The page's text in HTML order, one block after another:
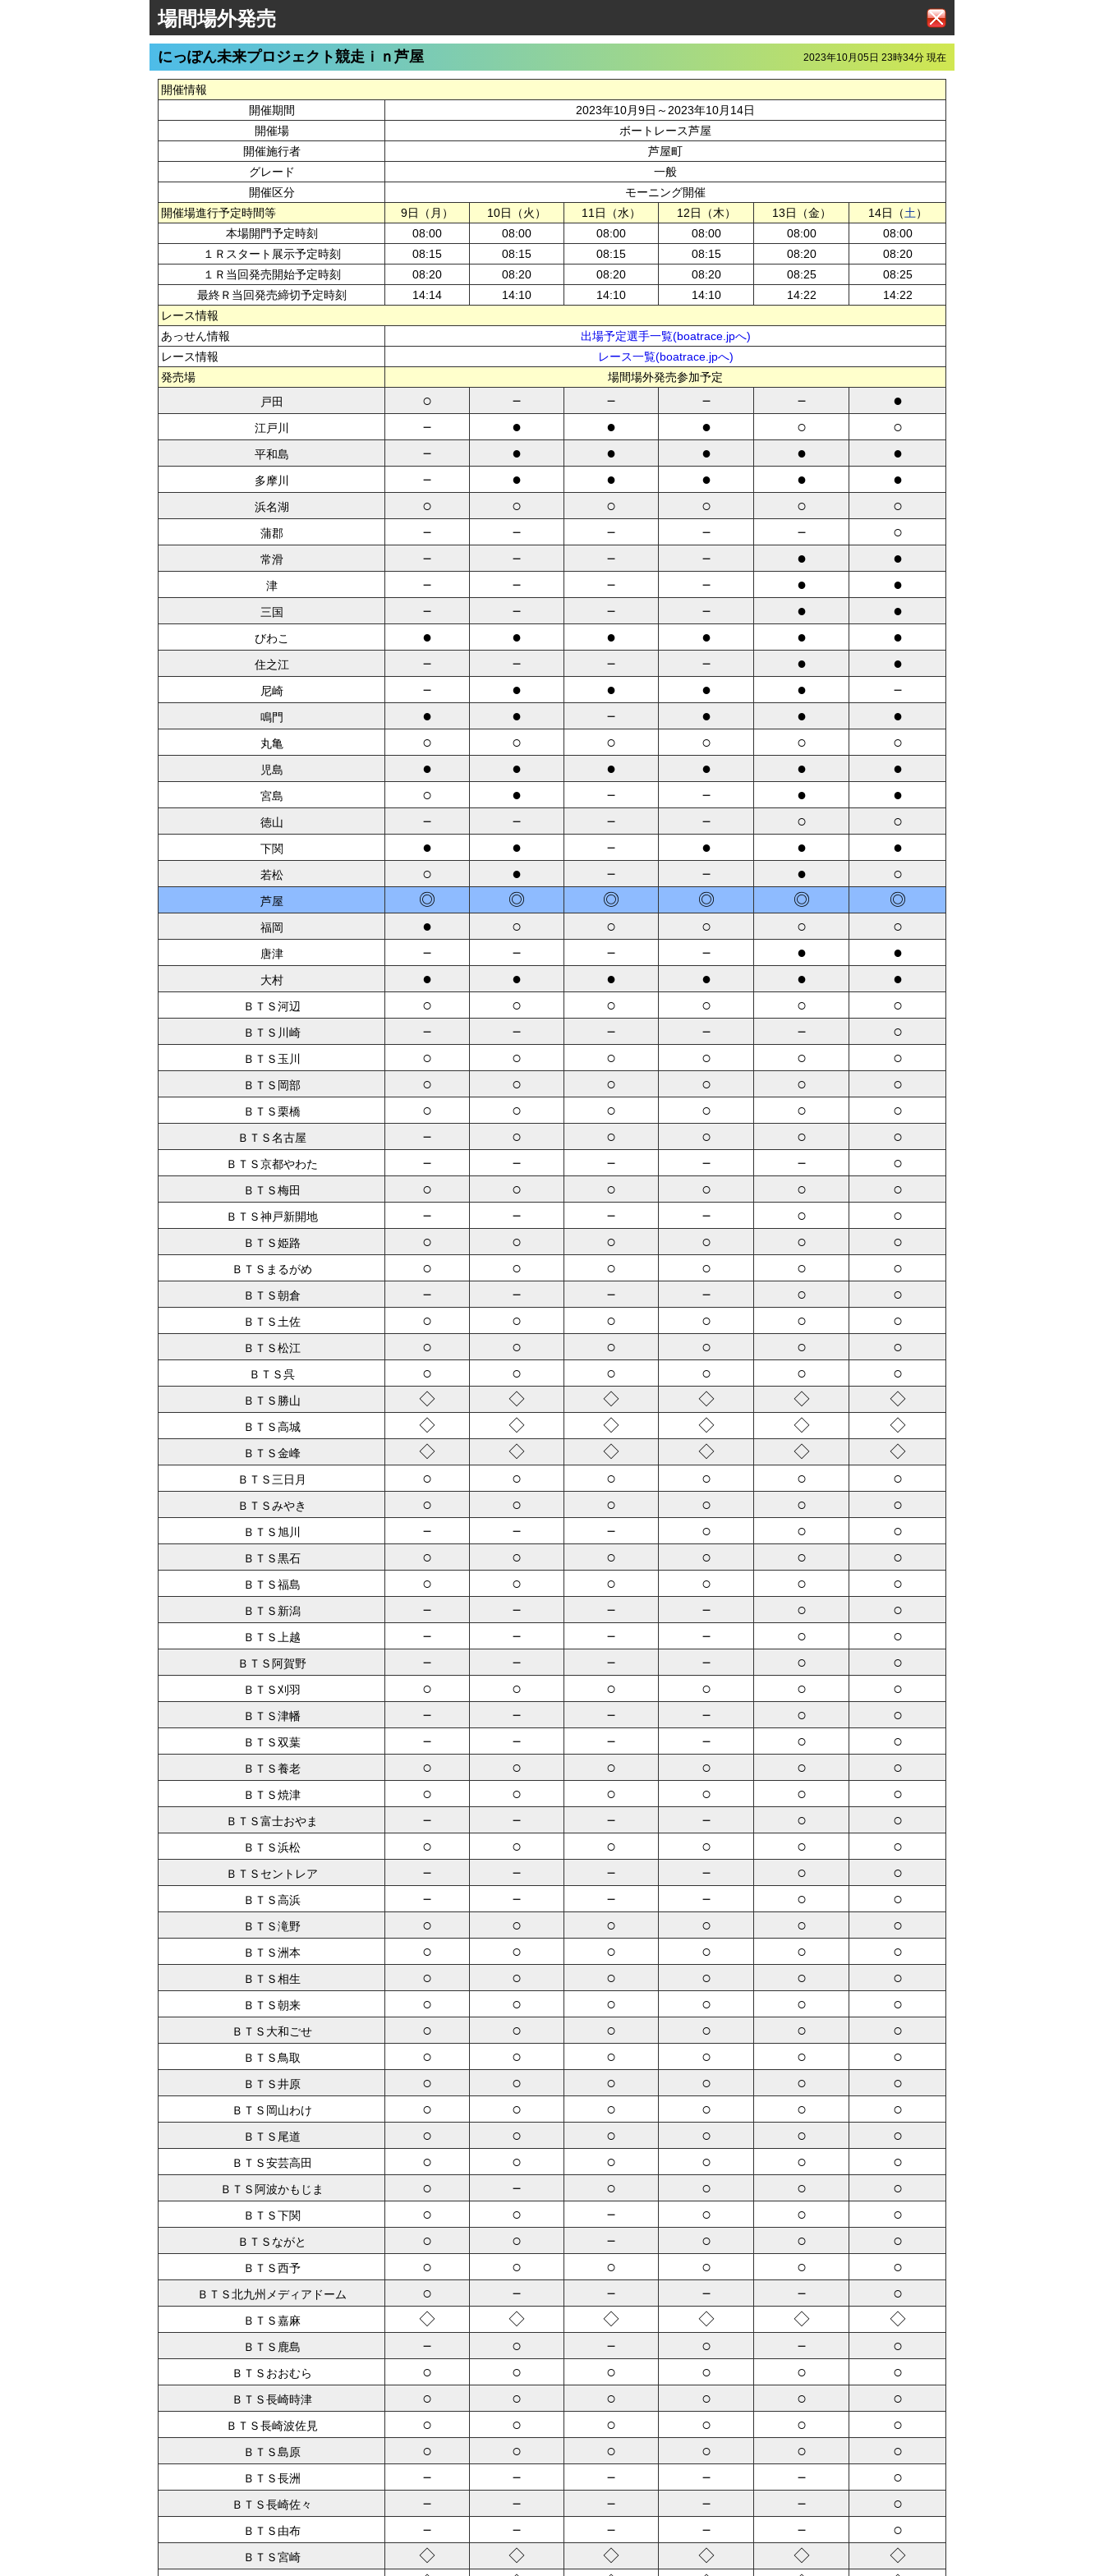
場間場外発売
2023年10月05日 23時34分 現在
にっぽん未来プロジェクト競走ｉｎ芦屋
開催情報
開催期間
2023年10月9日～2023年10月14日
開催場
ボートレース芦屋
開催施行者
芦屋町
グレード
一般
開催区分
モーニング開催
開催場進行予定時間等
9日（月） 10日（火） 11日（水） 12日（木） 13日（金） 14日（土）
本場開門予定時刻
08:00 08:00 08:00 08:00 08:00
08:00
１Ｒスタート展示予定時刻
08:15 08:15 08:15 08:15 08:20
08:20
１Ｒ当回発売開始予定時刻
08:20 08:20 08:20 08:20 08:25
08:25
最終Ｒ当回発売締切予定時刻
14:14 14:10 14:10 14:10 14:22
14:22
レース情報
あっせん情報
出場予定選手一覧(boatrace.jpへ)
レース情報
レース一覧(boatrace.jpへ)
発売場
場間場外発売参加予定
戸田
○ － － － － ●
江戸川 － ● ● ● ○ ○
平和島 － ● ● ● ● ●
多摩川 － ● ● ● ● ●
浜名湖 ○ ○ ○ ○ ○ ○
蒲郡 － － － － － ○
常滑 － － － － ● ●
津 － － － － ● ●
三国 － － － － ● ●
びわこ ● ● ● ● ● ●
住之江 － － － － ● ●
尼崎 － ● ● ● ● －
鳴門 ● ● － ● ● ●
丸亀 ○ ○ ○ ○ ○ ○
児島 ● ● ● ● ● ●
宮島 ○ ● － － ● ●
徳山 － － － － ○ ○
下関 ● ● － ● ● ●
若松 ○ ● － － ● ○
芦屋 ◎ ◎ ◎ ◎ ◎ ◎
福岡 ● ○ ○ ○ ○ ○
唐津 － － － － ● ●
大村 ● ● ● ● ● ●
ＢＴＳ河辺 ○ ○ ○ ○ ○ ○
ＢＴＳ川崎 － － － － － ○
ＢＴＳ玉川 ○ ○ ○ ○ ○ ○
ＢＴＳ岡部 ○ ○ ○ ○ ○ ○
ＢＴＳ栗橋 ○ ○ ○ ○ ○ ○
ＢＴＳ名古屋 － ○ ○ ○ ○ ○
ＢＴＳ京都やわた － － － － － ○
ＢＴＳ梅田 ○ ○ ○ ○ ○ ○
ＢＴＳ神戸新開地 － － － － ○ ○
ＢＴＳ姫路 ○ ○ ○ ○ ○ ○
ＢＴＳまるがめ ○ ○ ○ ○ ○ ○
ＢＴＳ朝倉 － － － － ○ ○
ＢＴＳ土佐 ○ ○ ○ ○ ○ ○
ＢＴＳ松江 ○ ○ ○ ○ ○ ○
ＢＴＳ呉 ○ ○ ○ ○ ○ ○
ＢＴＳ勝山 ◇ ◇ ◇ ◇ ◇ ◇
ＢＴＳ高城 ◇ ◇ ◇ ◇ ◇ ◇
ＢＴＳ金峰 ◇ ◇ ◇ ◇ ◇ ◇
ＢＴＳ三日月 ○ ○ ○ ○ ○ ○
ＢＴＳみやき ○ ○ ○ ○ ○ ○
ＢＴＳ旭川 － － － ○ ○ ○
ＢＴＳ黒石 ○ ○ ○ ○ ○ ○
ＢＴＳ福島 ○ ○ ○ ○ ○ ○
ＢＴＳ新潟 － － － － ○ ○
ＢＴＳ上越 － － － － ○ ○
ＢＴＳ阿賀野 － － － － ○ ○
ＢＴＳ刈羽 ○ ○ ○ ○ ○ ○
ＢＴＳ津幡 － － － － ○ ○
ＢＴＳ双葉 － － － － ○ ○
ＢＴＳ養老 ○ ○ ○ ○ ○ ○
ＢＴＳ焼津 ○ ○ ○ ○ ○ ○
ＢＴＳ富士おやま － － － － ○ ○
ＢＴＳ浜松 ○ ○ ○ ○ ○ ○
ＢＴＳセントレア － － － － ○ ○
ＢＴＳ高浜 － － － － ○ ○
ＢＴＳ滝野 ○ ○ ○ ○ ○ ○
ＢＴＳ洲本 ○ ○ ○ ○ ○ ○
ＢＴＳ相生 ○ ○ ○ ○ ○ ○
ＢＴＳ朝来 ○ ○ ○ ○ ○ ○
ＢＴＳ大和ごせ ○ ○ ○ ○ ○ ○
ＢＴＳ鳥取 ○ ○ ○ ○ ○ ○
ＢＴＳ井原 ○ ○ ○ ○ ○ ○
ＢＴＳ岡山わけ ○ ○ ○ ○ ○ ○
ＢＴＳ尾道 ○ ○ ○ ○ ○ ○
ＢＴＳ安芸高田 ○ ○ ○ ○ ○ ○
ＢＴＳ阿波かもじま ○ － ○ ○ ○ ○
ＢＴＳ下関 ○ ○ － ○ ○ ○
ＢＴＳながと ○ ○ － ○ ○ ○
ＢＴＳ西予 ○ ○ ○ ○ ○ ○
ＢＴＳ北九州メディアドーム ○ － － － － ○
ＢＴＳ嘉麻 ◇ ◇ ◇ ◇ ◇ ◇
ＢＴＳ鹿島 － ○ － ○ － ○
ＢＴＳおおむら ○ ○ ○ ○ ○ ○
ＢＴＳ長崎時津 ○ ○ ○ ○ ○ ○
ＢＴＳ長崎波佐見 ○ ○ ○ ○ ○ ○
ＢＴＳ島原 ○ ○ ○ ○ ○ ○
ＢＴＳ長洲 － － － － － ○
ＢＴＳ長崎佐々 － － － － － ○
ＢＴＳ由布 － － － － － ○
ＢＴＳ宮崎 ◇ ◇ ◇ ◇ ◇
◇